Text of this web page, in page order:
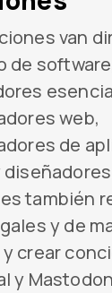
van
de
web,
de
también
y de
crear
y